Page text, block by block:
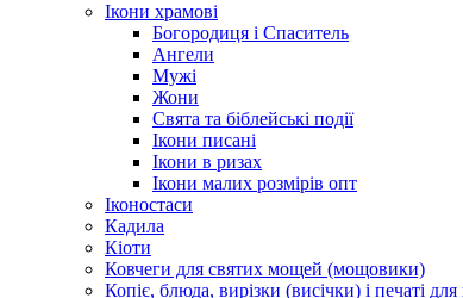
Ікони храмові
Богородиця і Спаситель
Ангели
Мужі
Жони
Свята та біблейські події
Ікони писані
Ікони в ризах
Ікони малих розмірів опт
Іконостаси
Кадила
Кіоти
Ковчеги для святих мощей (мощовики)
Копіє, блюда, вирізки (висічки) і печаті